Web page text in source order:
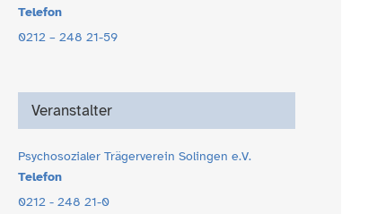
Telefon
0212 – 248 21-59
Veranstalter
Psychosozialer Trägerverein Solingen e.V.
Telefon
0212 - 248 21-0